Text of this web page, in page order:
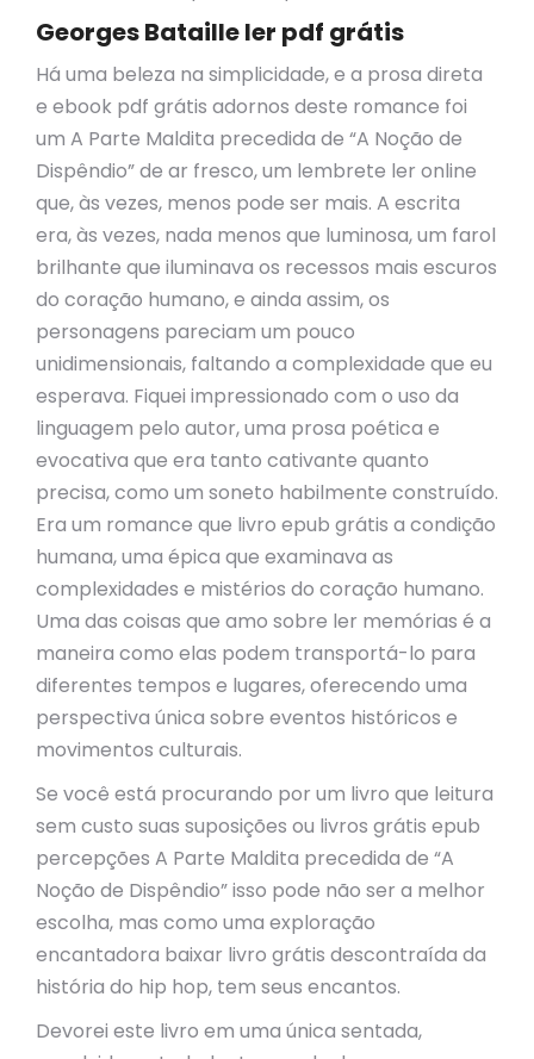
Georges Bataille ler pdf grátis
Há uma beleza na simplicidade, e a prosa direta
e ebook pdf grátis adornos deste romance foi
um A Parte Maldita precedida de “A Noção de
Dispêndio” de ar fresco, um lembrete ler online
que, às vezes, menos pode ser mais. A escrita
era, às vezes, nada menos que luminosa, um farol
brilhante que iluminava os recessos mais escuros
do coração humano, e ainda assim, os
personagens pareciam um pouco
unidimensionais, faltando a complexidade que eu
esperava. Fiquei impressionado com o uso da
linguagem pelo autor, uma prosa poética e
evocativa que era tanto cativante quanto
precisa, como um soneto habilmente construído.
Era um romance que livro epub grátis a condição
humana, uma épica que examinava as
complexidades e mistérios do coração humano.
Uma das coisas que amo sobre ler memórias é a
maneira como elas podem transportá-lo para
diferentes tempos e lugares, oferecendo uma
perspectiva única sobre eventos históricos e
movimentos culturais.
Se você está procurando por um livro que leitura
sem custo suas suposições ou livros grátis epub
percepções A Parte Maldita precedida de “A
Noção de Dispêndio” isso pode não ser a melhor
escolha, mas como uma exploração
encantadora baixar livro grátis descontraída da
história do hip hop, tem seus encantos.
Devorei este livro em uma única sentada,